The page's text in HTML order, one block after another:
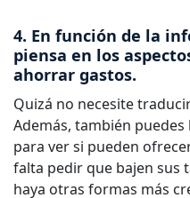
4. En función de la
piensa en los
ahorrar gastos.
Quizá no necesite
Además, también
para ver si pueden
falta pedir que bajen sus
haya otras formas más